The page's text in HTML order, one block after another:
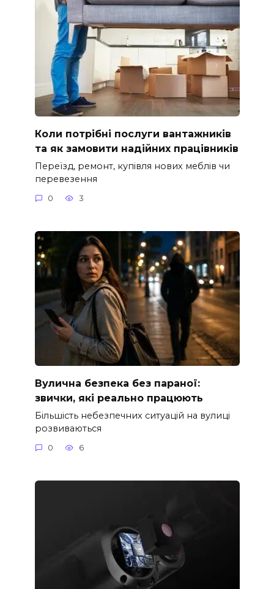
Коли потрібні послуги вантажників
та як замовити надійних працівників
Переїзд, ремонт, купівля нових меблів чи
перевезення
0 3
Вулична безпека без параної:
звички, які реально працюють
Більшість небезпечних ситуацій на вулиці
розвиваються
0 6